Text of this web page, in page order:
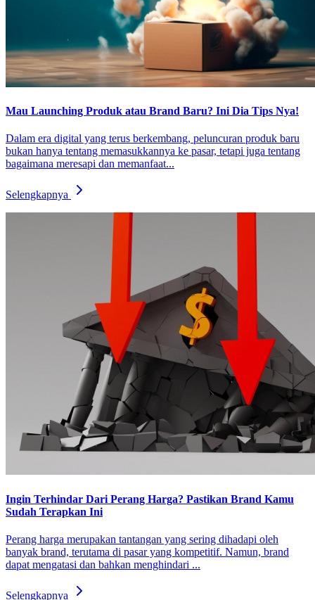
Mau Launching Produk atau Brand Baru? Ini Dia Tips Nya!
Dalam era digital yang terus berkembang, peluncuran produk baru
bukan hanya tentang memasukkannya ke pasar, tetapi juga tentang
bagaimana meresapi dan memanfaat...
Selengkapnya
Ingin Terhindar Dari Perang Harga? Pastikan Brand Kamu
Sudah Terapkan Ini
Perang harga merupakan tantangan yang sering dihadapi oleh
banyak brand, terutama di pasar yang kompetitif. Namun, brand
dapat mengatasi dan bahkan menghindari ...
Selengkapnya